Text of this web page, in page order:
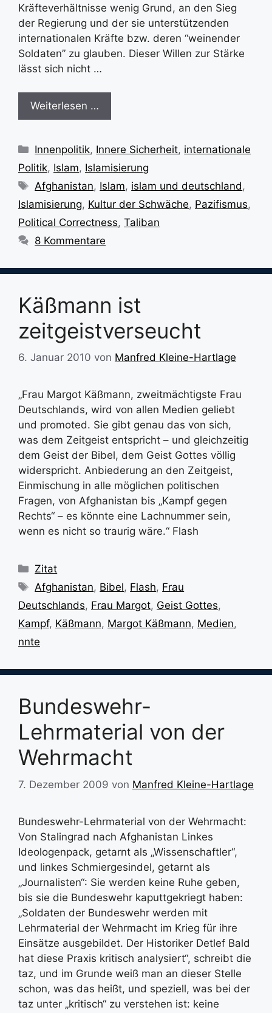
Kräfteverhältnisse wenig Grund, an den Sieg
der Regierung und der sie unterstützenden
internationalen Kräfte bzw. deren “weinender
Soldaten” zu glauben. Dieser Willen zur Stärke
lässt sich nicht …
Weiterlesen …
Kategorien
Innenpolitik, Innere Sicherheit, internationale
Politik, Islam, Islamisierung
Schlagwörter
Afghanistan, Islam, islam und deutschland ,
Islamisierung, Kultur der Schwäche, Pazifismus,
Political Correctness, Taliban
8 Kommentare
Käßmann ist
zeitgeistverseucht
6. Januar 2010 von Manfred Kleine-Hartlage
„Frau Margot Käßmann, zweitmächtigste Frau
Deutschlands, wird von allen Medien geliebt
und promoted. Sie gibt genau das von sich,
was dem Zeitgeist entspricht – und gleichzeitig
dem Geist der Bibel, dem Geist Gottes völlig
widerspricht. Anbiederung an den Zeitgeist,
Einmischung in alle möglichen politischen
Fragen, von Afghanistan bis „Kampf gegen
Rechts“ – es könnte eine Lachnummer sein,
wenn es nicht so traurig wäre.“ Flash
Kategorien
Zitat
Schlagwörter
Afghanistan, Bibel, Flash, Frau
Deutschlands, Frau Margot, Geist Gottes,
Kampf, Käßmann, Margot Käßmann, Medien,
nnte
Bundeswehr-
Lehrmaterial von der
Wehrmacht
7. Dezember 2009 von Manfred Kleine-Hartlage
Bundeswehr-Lehrmaterial von der Wehrmacht:
Von Stalingrad nach Afghanistan Linkes
Ideologenpack, getarnt als „Wissenschaftler“,
und linkes Schmiergesindel, getarnt als
„Journalisten“: Sie werden keine Ruhe geben,
bis sie die Bundeswehr kaputtgekriegt haben:
„Soldaten der Bundeswehr werden mit
Lehrmaterial der Wehrmacht im Krieg für ihre
Einsätze ausgebildet. Der Historiker Detlef Bald
hat diese Praxis kritisch analysiert“, schreibt die
taz, und im Grunde weiß man an dieser Stelle
schon, was das heißt, und speziell, was bei der
taz unter „kritisch“ zu verstehen ist: keine